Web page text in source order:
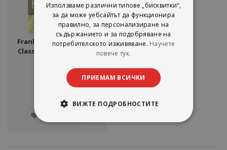
Frankenstein - Penguin
Classics Deluxe Edition
Penguin Books
17,00 €
Използваме различни типове „бисквитки“,
за да може уебсайтът да функционира
правилно, за персонализиране на
съдържанието и за подобряване на
потребителското изживяване. Научете
повече тук.
ПРИЕМАМ ВСИЧКИ
ВИЖТЕ ПОДРОБНОСТИТЕ